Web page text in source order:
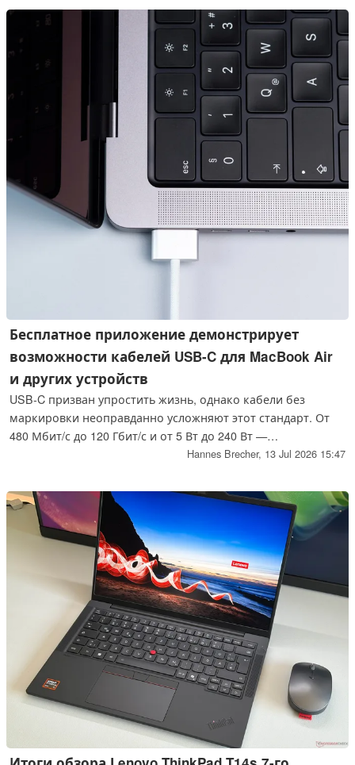
цена значительно выше, чем раньше, в связи с текущими
ценами на оперативную память.
Бесплатное приложение демонстрирует
возможности кабелей USB-C для MacBook Air
и других устройств
USB-C призван упростить жизнь, однако кабели без
маркировки неоправданно усложняют этот стандарт. От
480 Мбит/с до 120 Гбит/с и от 5 Вт до 240 Вт —
возможности кабелей USB-C могут значительно
вам, на что способен тот или иной кабель.
Hannes Brecher, 13 Jul 2026 15:47